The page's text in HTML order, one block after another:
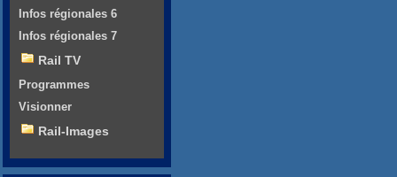
Infos régionales 6
Infos régionales 7
Rail TV
Programmes
Visionner
Rail-Images